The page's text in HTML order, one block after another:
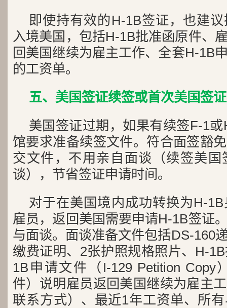
即使持有效的H-1B签证，也建
入境美国，包括H-1B批准函原件、
回美国继续为雇主工作、全套H-1B
的工资单。
五、美国签证续签或首次美国签证
美国签证过期，如果有续签F-1
馆要求准备续签文件。符合面签豁
交文件，不用亲自面谈（续签美
谈），节省签证申请时间。
对于在美国境内成功转换为H-
雇员，返回美国需要申请H-1B签证
与面谈。面谈准备文件包括DS-160
缴费证明、2张护照规格照片、H-
1B申请文件（I-129 Petition Copy
件）说明雇员返回美国继续为雇主
联系方式）、最近1年工资单、所